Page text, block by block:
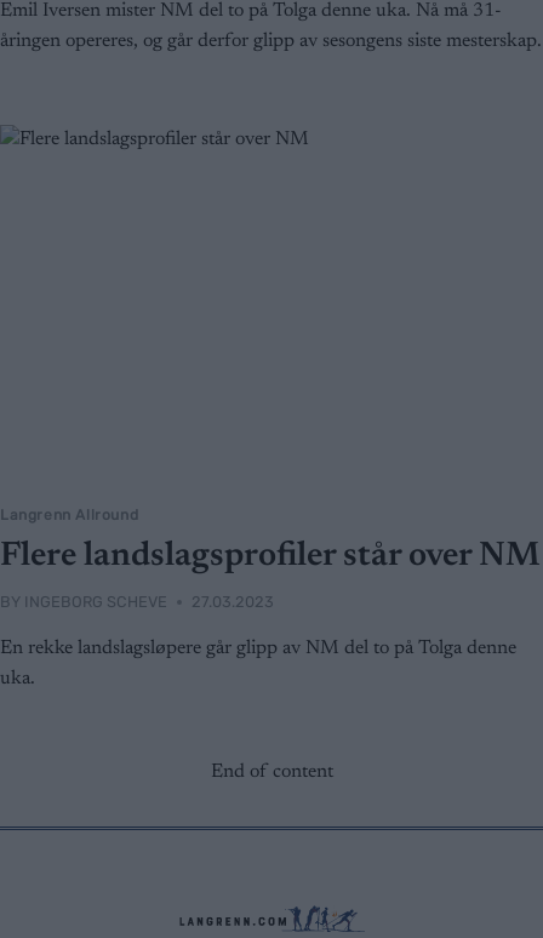
Emil Iversen mister NM del to på Tolga denne uka. Nå må 31-
åringen opereres, og går derfor glipp av sesongens siste mesterskap.
Langrenn Allround
Flere landslagsprofiler står over NM
BY INGEBORG SCHEVE 27.03.2023
En rekke landslagsløpere går glipp av NM del to på Tolga denne
uka.
End of content